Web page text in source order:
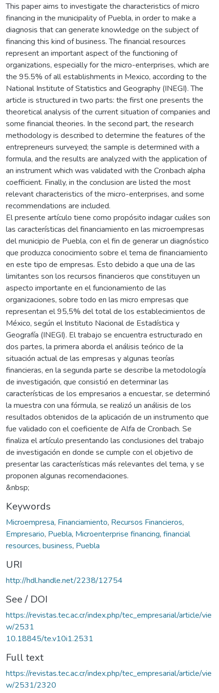
This paper aims to investigate the characteristics of micro
financing in the municipality of Puebla, in order to make a
diagnosis that can generate knowledge on the subject of
financing this kind of business. The financial resources
represent an important aspect of the functioning of
organizations, especially for the micro-enterprises, which are
the 95.5% of all establishments in Mexico, according to the
National Institute of Statistics and Geography (INEGI). The
article is structured in two parts: the first one presents the
theoretical analysis of the current situation of companies and
some financial theories. In the second part, the research
methodology is described to determine the features of the
entrepreneurs surveyed; the sample is determined with a
formula, and the results are analyzed with the application of
an instrument which was validated with the Cronbach alpha
coefficient. Finally, in the conclusion are listed the most
relevant characteristics of the micro-enterprises, and some
recommendations are included.
El presente artículo tiene como propósito indagar cuáles son
las características del financiamiento en las microempresas
del municipio de Puebla, con el fin de generar un diagnóstico
que produzca conocimiento sobre el tema de financiamiento
en este tipo de empresas. Esto debido a que una de las
limitantes son los recursos financieros que constituyen un
aspecto importante en el funcionamiento de las
organizaciones, sobre todo en las micro empresas que
representan el 95,5% del total de los establecimientos de
México, según el Instituto Nacional de Estadística y
Geografía (INEGI). El trabajo se encuentra estructurado en
dos partes, la primera aborda el análisis teórico de la
situación actual de las empresas y algunas teorías
financieras, en la segunda parte se describe la metodología
de investigación, que consistió en determinar las
características de los empresarios a encuestar, se determinó
la muestra con una fórmula, se realizó un análisis de los
resultados obtenidos de la aplicación de un instrumento que
fue validado con el coeficiente de Alfa de Cronbach. Se
finaliza el artículo presentando las conclusiones del trabajo
de investigación en donde se cumple con el objetivo de
presentar las características más relevantes del tema, y se
proponen algunas recomendaciones.
&nbsp;
Keywords
Microempresa, Financiamiento, Recursos Financieros,
Empresario, Puebla, Microenterprise financing, financial
resources, business, Puebla
URI
http://hdl.handle.net/2238/12754
See / DOI
https://revistas.tec.ac.cr/index.php/tec_empresarial/article/vie
w/2531
10.18845/te.v10i1.2531
Full text
https://revistas.tec.ac.cr/index.php/tec_empresarial/article/vie
w/2531/2320